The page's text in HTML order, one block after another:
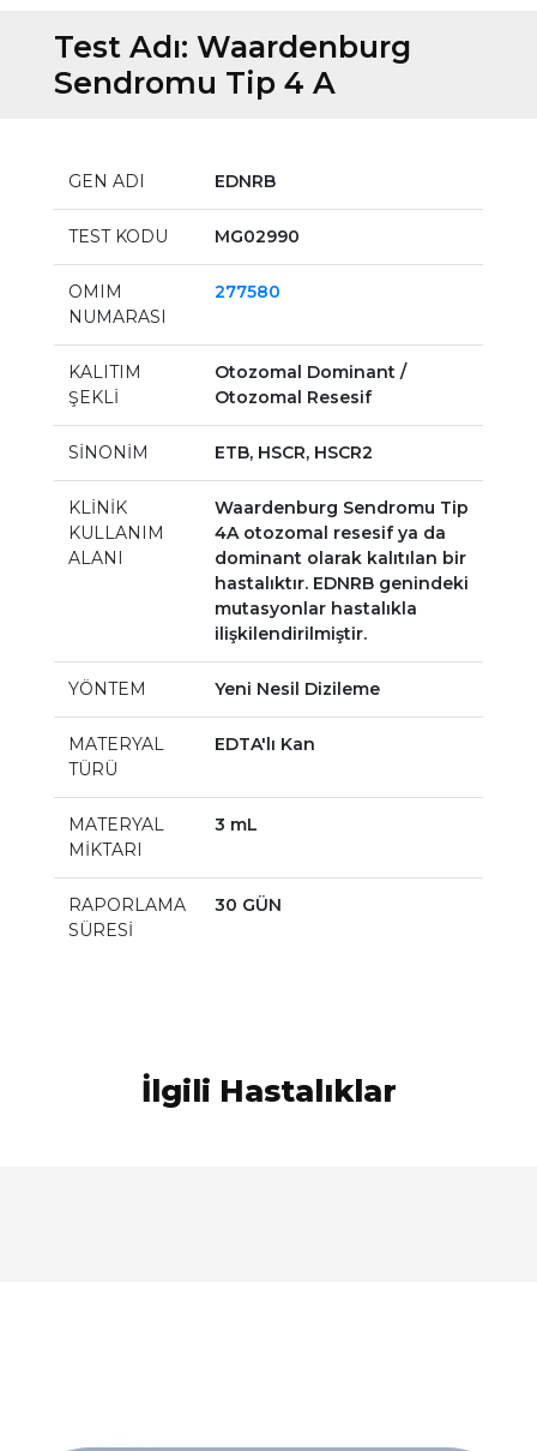
Test Adı: Waardenburg
Sendromu Tip 4 A
GEN ADI EDNRB
TEST KODU MG02990
OMIM
NUMARASI
277580
KALITIM
ŞEKLİ
Otozomal Dominant /
Otozomal Resesif
SİNONİM ETB, HSCR, HSCR2
KLİNİK
KULLANIM
ALANI
Waardenburg Sendromu Tip
4A otozomal resesif ya da
dominant olarak kalıtılan bir
hastalıktır. EDNRB genindeki
mutasyonlar hastalıkla
ilişkilendirilmiştir.
YÖNTEM Yeni Nesil Dizileme
MATERYAL
TÜRÜ
EDTA'lı Kan
MATERYAL
MİKTARI
3 mL
RAPORLAMA
SÜRESİ
30 GÜN
İlgili Hastalıklar